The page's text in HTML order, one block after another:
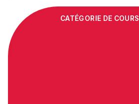
CATÉGORIE DE COURS